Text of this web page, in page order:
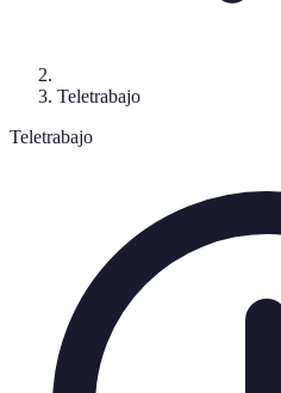
Teletrabajo
Teletrabajo